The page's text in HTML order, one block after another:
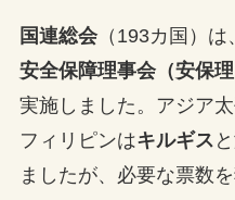
国連総会（193カ国）は
安全保障理事会（安保理
実施しました。アジア
フィリピンはキルギス
ましたが、必要な票数